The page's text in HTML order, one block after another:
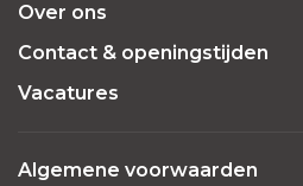
Over ons
Contact & openingstijden
Vacatures
Algemene voorwaarden